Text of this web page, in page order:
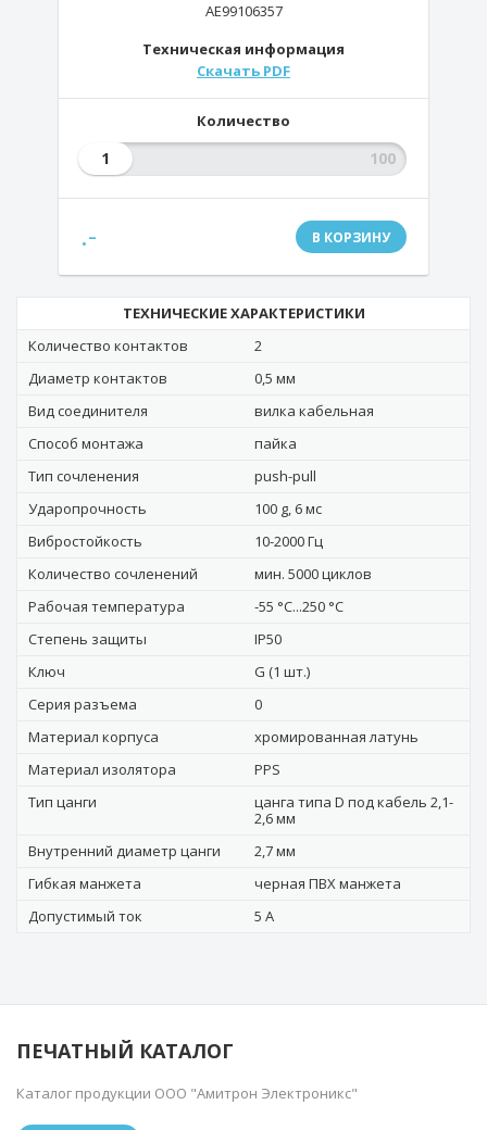
AE99106357
Техническая информация
Скачать PDF
Количество
1
.- В КОРЗИНУ
ТЕХНИЧЕСКИЕ ХАРАКТЕРИСТИКИ
Количество контактов
2
Диаметр контактов
0,5 мм
Вид соединителя
вилка кабельная
Способ монтажа
пайка
Тип сочленения
push-pull
Ударопрочность
100 g, 6 мс
Вибростойкость
10-2000 Гц
Количество сочленений
мин. 5000 циклов
Рабочая температура
-55 °C...250 °C
Степень защиты
IP50
Ключ
G (1 шт.)
Серия разъема
0
Материал корпуса
хромированная латунь
Материал изолятора
PPS
Тип цанги
цанга типа D под кабель 2,1-
2,6 мм
Внутренний диаметр цанги
2,7 мм
Гибкая манжета
черная ПВХ манжета
Допустимый ток
5 А
ПЕЧАТНЫЙ КАТАЛОГ
Каталог продукции ООО "Амитрон Электроникс"